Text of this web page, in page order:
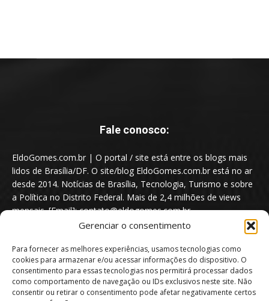
Gerenciar o consentimento
Para fornecer as melhores experiências, usamos tecnologias como
cookies para armazenar e/ou acessar informações do dispositivo. O
consentimento para essas tecnologias nos permitirá processar dados
como comportamento de navegação ou IDs exclusivos neste site. Não
consentir ou retirar o consentimento pode afetar negativamente certos
Fale conosco:
EldoGomes.com.br | O portal / site está entre os blogs mais
lidos de Brasília/DF. O site/blog EldoGomes.com.br está no ar
desde 2014. Notícias de Brasília, Tecnologia, Turismo e sobre
a Política no Distrito Federal. Mais de 2,4 milhões de views
mensais. [Email]: contato@eldogomes.com.br